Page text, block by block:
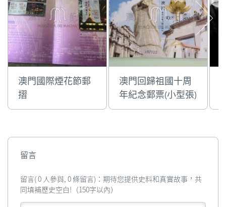
澳門國際煙花節郵
摺
澳門回歸祖國十周
年紀念郵票(小型張)
留言
留言( 0 人參與, 0 條留言)：期待您提供史料和真實故事，共
同填補歷史空白!（150字以內）